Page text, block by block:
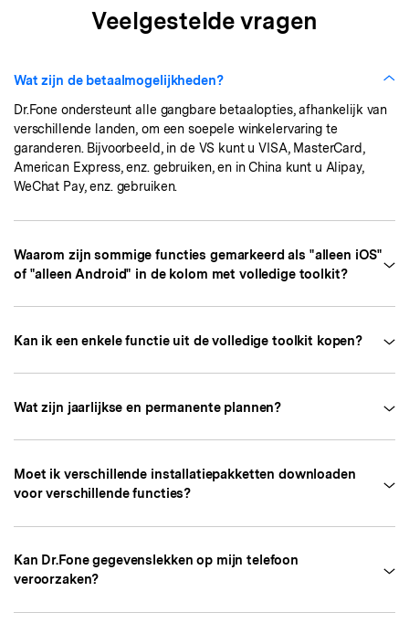
Veelgestelde vragen
Wat zijn de betaalmogelijkheden?
Dr.Fone ondersteunt alle gangbare betaalopties, afhankelijk van
verschillende landen, om een soepele winkelervaring te
garanderen. Bijvoorbeeld, in de VS kunt u VISA, MasterCard,
American Express, enz. gebruiken, en in China kunt u Alipay,
WeChat Pay, enz. gebruiken.
Waarom zijn sommige functies gemarkeerd als "alleen iOS"
of "alleen Android" in de kolom met volledige toolkit?
Kan ik een enkele functie uit de volledige toolkit kopen?
Wat zijn jaarlijkse en permanente plannen?
Moet ik verschillende installatiepakketten downloaden
voor verschillende functies?
Kan Dr.Fone gegevenslekken op mijn telefoon
veroorzaken?